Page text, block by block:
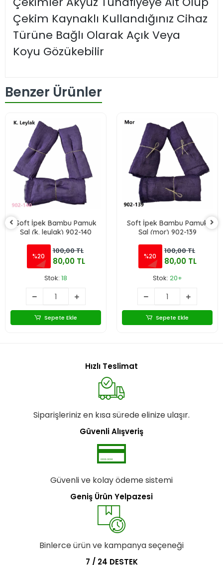
Çekim Kaynaklı Kullandığınız Cihaz
Türüne Bağlı Olarak Açık Veya
Koyu Gözükebilir
Benzer Ürünler
Soft İpek Bambu Pamuk
Şal (k. leylak) 902-140
%20
100,00 TL
80,00 TL
Stok: 18
Sepete Ekle
Soft İpek Bambu Pamuk
Şal (mor) 902-139
%20
100,00 TL
80,00 TL
Stok: 20+
Sepete Ekle
Hızlı Teslimat
Siparişleriniz en kısa sürede elinize ulaşır.
Güvenli Alışveriş
Güvenli ve kolay ödeme sistemi
Geniş Ürün Yelpazesi
Binlerce ürün ve kampanya seçeneği
7 / 24 DESTEK